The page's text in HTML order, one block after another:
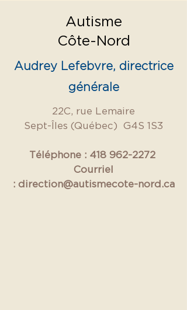
Autisme
Côte-Nord
Audrey Lefebvre, directrice
générale
22C, rue Lemaire
Sept-Îles (Québec) G4S 1S3
Téléphone : 418 962-2272
​Courriel
: direction@autismecote-nord.ca